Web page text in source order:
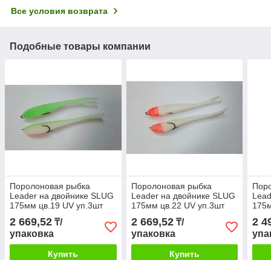
Все условия возврата
Подобные товары компании
Поролоновая рыбка
Leader на двойнике SLUG
175мм цв.19 UV уп.3шт
2 669,52 ₸/
упаковка
Купить
Поролоновая рыбка
Leader на двойнике SLUG
175мм цв.22 UV уп.3шт
2 669,52₸/
упаковка
Купить
2